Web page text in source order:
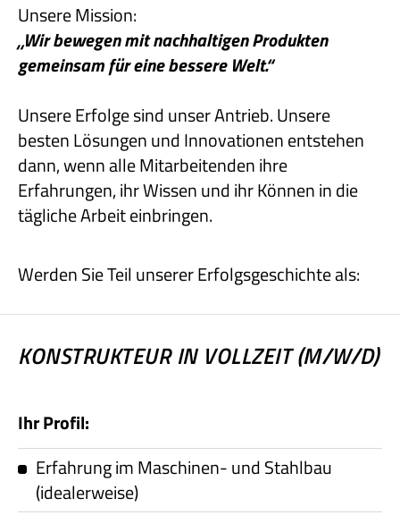
Unsere Mission:
„Wir bewegen mit nachhaltigen Produkten
gemeinsam für eine bessere Welt.“
Unsere Erfolge sind unser Antrieb. Unsere
besten Lösungen und Innovationen entstehen
dann, wenn alle Mitarbeitenden ihre
Erfahrungen, ihr Wissen und ihr Können in die
tägliche Arbeit einbringen.
Werden Sie Teil unserer Erfolgsgeschichte als:
KONSTRUKTEUR IN VOLLZEIT (M/W/D)
Ihr Profil:
Erfahrung im Maschinen- und Stahlbau
(idealerweise)